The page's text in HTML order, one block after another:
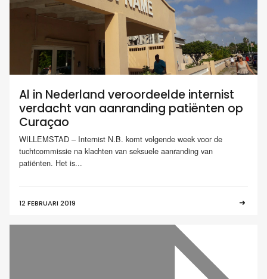
Al in Nederland veroordeelde internist
verdacht van aanranding patiënten op
Curaçao
WILLEMSTAD – Internist N.B. komt volgende week voor de
tuchtcommissie na klachten van seksuele aanranding van
patiënten. Het is...
12 FEBRUARI 2019